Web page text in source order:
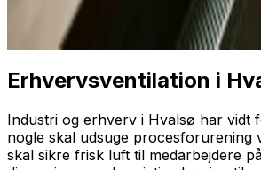
Erhvervsventilation i
Industri og erhverv i Hvalsø har vidt
nogle skal udsuge proces­forurening
skal sikre frisk luft til medarbejdere